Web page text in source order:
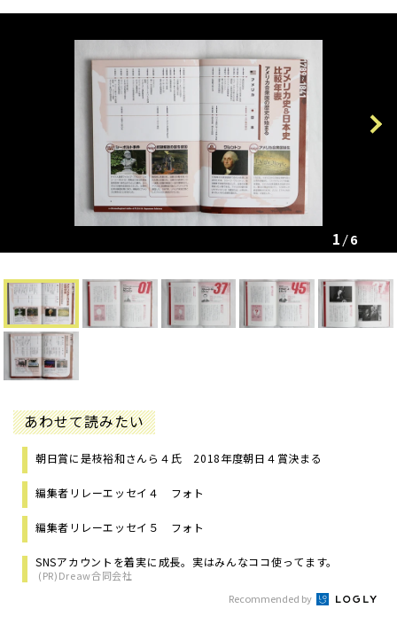
Next
1 6
あわせて読みたい
朝日賞に是枝裕和さんら４氏 2018年度朝日４賞決まる
編集者リレーエッセイ４ フォト
編集者リレーエッセイ５ フォト
SNSアカウントを着実に成長。実はみんなココ使ってます。
(PR)Dreaw合同会社
Recommended by